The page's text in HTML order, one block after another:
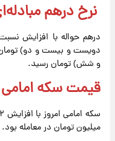
نرخ درهم مبادله‌ای
و شش) تومان رسید.
قیمت سکه امامی
میلیون تومان در معامله بود.